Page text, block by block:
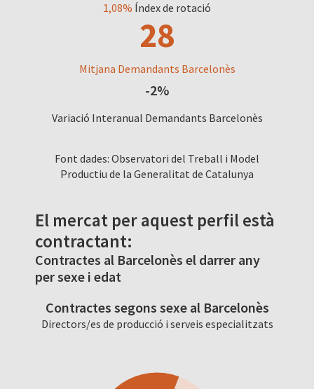
1,08% Índex de rotació
28
Mitjana Demandants Barcelonès
-2%
Variació Interanual Demandants Barcelonès
Font dades: Observatori del Treball i Model
Productiu de la Generalitat de Catalunya
El mercat per aquest perfil està
contractant:
Contractes al Barcelonès el darrer any
per sexe i edat
Contractes segons sexe al Barcelonès
Directors/es de producció i serveis especialitzats